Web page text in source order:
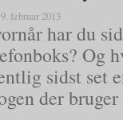
februar 2013
har du
Og
sidst set
der